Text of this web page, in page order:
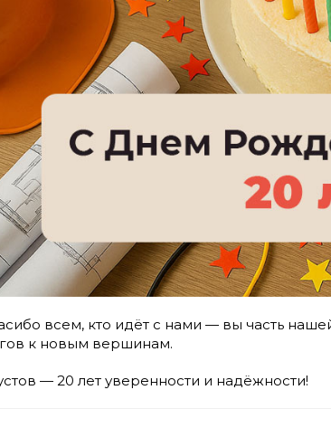
всем, кто идёт с нами — вы часть
к новым вершинам.
— 20 лет уверенности и надёжности!